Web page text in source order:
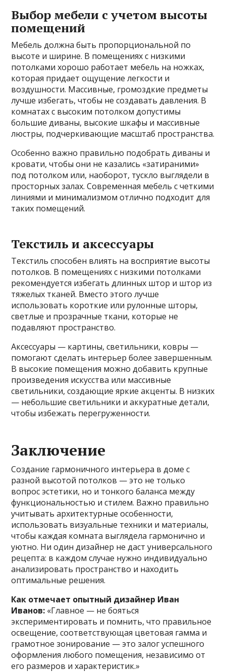
Выбор мебели с учетом высоты
помещений
Мебель должна быть пропорциональной по
высоте и ширине. В помещениях с низкими
потолками хорошо работает мебель на ножках,
которая придает ощущение легкости и
воздушности. Массивные, громоздкие предметы
лучше избегать, чтобы не создавать давления. В
комнатах с высоким потолком допустимы
большие диваны, высокие шкафы и массивные
люстры, подчеркивающие масштаб пространства.
Особенно важно правильно подобрать диваны и
кровати, чтобы они не казались «затираними»
под потолком или, наоборот, тускло выглядели в
просторных залах. Современная мебель с четкими
линиями и минимализмом отлично подходит для
таких помещений.
Текстиль и аксессуары
Текстиль способен влиять на восприятие высоты
потолков. В помещениях с низкими потолками
рекомендуется избегать длинных штор и штор из
тяжелых тканей. Вместо этого лучше
использовать короткие или рулонные шторы,
светлые и прозрачные ткани, которые не
подавляют пространство.
Аксессуары — картины, светильники, ковры —
помогают сделать интерьер более завершенным.
В высокие помещения можно добавить крупные
произведения искусства или массивные
светильники, создающие яркие акценты. В низких
— небольшие светильники и аккуратные детали,
чтобы избежать перегруженности.
Заключение
Создание гармоничного интерьера в доме с
разной высотой потолков — это не только
вопрос эстетики, но и тонкого баланса между
функциональностью и стилем. Важно правильно
учитывать архитектурные особенности,
использовать визуальные техники и материалы,
чтобы каждая комната выглядела гармонично и
уютно. Ни один дизайнер не даст универсального
рецепта: в каждом случае нужно индивидуально
анализировать пространство и находить
оптимальные решения.
Как отмечает опытный дизайнер Иван
Иванов: «Главное — не бояться
экспериментировать и помнить, что правильное
освещение, соответствующая цветовая гамма и
грамотное зонирование — это залог успешного
оформления любого помещения, независимо от
его размеров и характеристик.»